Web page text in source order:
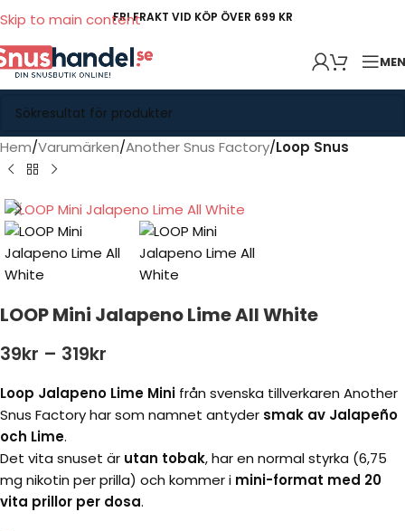
Skip to main contentFRI FRAKT VID KÖP ÖVER 699 KR
Hem Varumärken Another Snus Factory Loop Snus
LOOP Mini Jalapeno Lime All White
39kr – 319kr
Loop Jalapeno Lime Mini från svenska tillverkaren Another
Snus Factory har som namnet antyder smak av Jalapeño
och Lime.
Det vita snuset är utan tobak, har en normal styrka (6,75
mg nikotin per prilla) och kommer i mini-format med 20
vita prillor per dosa.